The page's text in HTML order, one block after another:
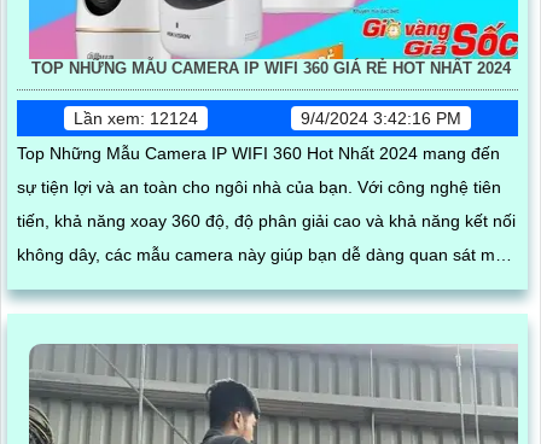
TOP NHỮNG MẪU CAMERA IP WIFI 360 GIÁ RẺ HOT NHẤT 2024
Lần xem: 12124
9/4/2024 3:42:16 PM
Top Những Mẫu Camera IP WIFI 360 Hot Nhất 2024 mang đến
sự tiện lợi và an toàn cho ngôi nhà của bạn. Với công nghệ tiên
tiến, khả năng xoay 360 độ, độ phân giải cao và khả năng kết nối
không dây, các mẫu camera này giúp bạn dễ dàng quan sát mọi
góc cạnh, bảo vệ tài sản và gia đình một cách hiệu quả